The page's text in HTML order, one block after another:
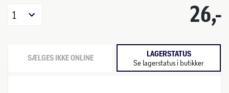
26,-
1
SÆLGES IKKE ONLINE LAGERSTATUS
Se lagerstatus i butikker